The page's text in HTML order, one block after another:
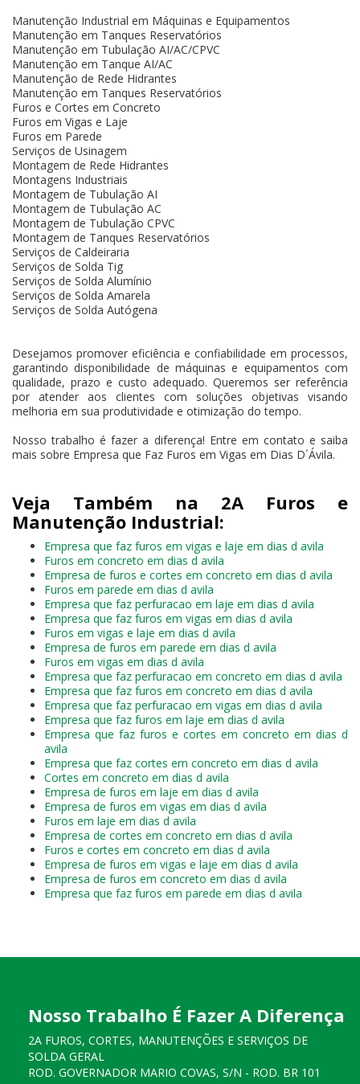
Manutenção Industrial em Máquinas e Equipamentos
Manutenção em Tanques Reservatórios
Manutenção em Tubulação AI/AC/CPVC
Manutenção em Tanque AI/AC
Manutenção de Rede Hidrantes
Manutenção em Tanques Reservatórios
Furos e Cortes em Concreto
Furos em Vigas e Laje
Furos em Parede
Serviços de Usinagem
Montagem de Rede Hidrantes
Montagens Industriais
Montagem de Tubulação AI
Montagem de Tubulação AC
Montagem de Tubulação CPVC
Montagem de Tanques Reservatórios
Serviços de Caldeiraria
Serviços de Solda Tig
Serviços de Solda Alumínio
Serviços de Solda Amarela
Serviços de Solda Autógena
Desejamos promover eficiência e confiabilidade em processos,
garantindo disponibilidade de máquinas e equipamentos com
qualidade, prazo e custo adequado. Queremos ser referência
por atender aos clientes com soluções objetivas visando
melhoria em sua produtividade e otimização do tempo.
Nosso trabalho é fazer a diferença! Entre em contato e saiba
mais sobre Empresa que Faz Furos em Vigas em Dias D´Ávila.
Veja Também na 2A Furos e
Manutenção Industrial:
Empresa que faz furos em vigas e laje em dias d avila
Furos em concreto em dias d avila
Empresa de furos e cortes em concreto em dias d avila
Furos em parede em dias d avila
Empresa que faz perfuracao em laje em dias d avila
Empresa que faz furos em vigas em dias d avila
Furos em vigas e laje em dias d avila
Empresa de furos em parede em dias d avila
Furos em vigas em dias d avila
Empresa que faz perfuracao em concreto em dias d avila
Empresa que faz furos em concreto em dias d avila
Empresa que faz perfuracao em vigas em dias d avila
Empresa que faz furos em laje em dias d avila
Empresa que faz furos e cortes em concreto em dias d
avila
Empresa que faz cortes em concreto em dias d avila
Cortes em concreto em dias d avila
Empresa de furos em laje em dias d avila
Empresa de furos em vigas em dias d avila
Furos em laje em dias d avila
Empresa de cortes em concreto em dias d avila
Furos e cortes em concreto em dias d avila
Empresa de furos em vigas e laje em dias d avila
Empresa de furos em concreto em dias d avila
Empresa que faz furos em parede em dias d avila
Nosso Trabalho É Fazer A Diferença
2A FUROS, CORTES, MANUTENÇÕES E SERVIÇOS DE
SOLDA GERAL
ROD. GOVERNADOR MARIO COVAS, S/N - ROD. BR 101